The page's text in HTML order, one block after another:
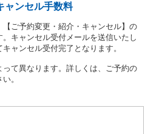
し
締結）
項に定める借受条件を明示し、当
ものとします。ただし、貸し渡す
カーがない場合又は借受人若しく
１項若しくは第２項各号のいずれ
除きます。
場合、借受人は当社に第１0条第
金を支払うものとします。
ャンセル手数料
ご予約変更・紹介・キャンセル】の
キャンセル受付メールを送信いたし
ャンセル受付完了となります。
て異なります。詳しくは、ご予約の
。